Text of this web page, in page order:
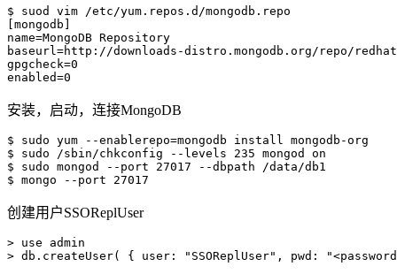
$ suod vim /etc/yum.repos.d/mongodb.repo
[mongodb]
name=MongoDB Repository
baseurl=http://downloads-distro.mongodb.org/repo/
gpgcheck=0
安装，启动，连接MongoDB
$ sudo yum --enablerepo=mongodb install mongodb-org
$ sudo /sbin/chkconfig --levels 235 mongod on
$ sudo mongod --port 27017 --dbpath /data/db1
创建用户SSOReplUser
> use admin